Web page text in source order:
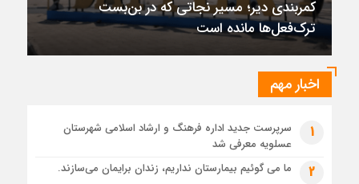
1 ماه قبل
تقدیر رئیس کل دادگستری استان بوشهر از معاون مالی و
پشتیبانی عمرانی دادگستری استان
1 ماه قبل
دادستان بوشهر: تسری منطقه آزاد به بافت شهری مرکز استان
1 ماه قبل
زابل و بندر دیر در فهرست داغ‌ترین نقاط جهان؛ جنوب و شرق ایران
زیر آتش تابستان
کمربندی دیر؛ مسیر نجاتی که در بن‌بست
ترک‌فعل‌ها مانده است
اخبار مهم
1
سرپرست جدید اداره فرهنگ و ارشاد اسلامی شهرستان
عسلویه معرفی شد
2 ما می گوئیم بیمارستان نداریم، زندان برایمان می‌سازند.